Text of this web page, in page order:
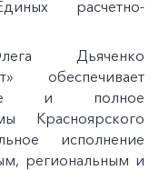
расчетно-
Дьяченко
обеспечивает
и полное
Красноярского
исполнение
региональным и